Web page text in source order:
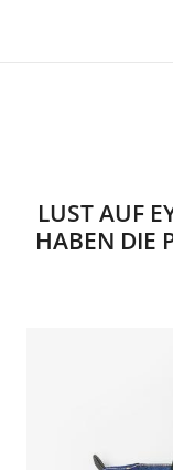
LUST AUF
HABEN DIE